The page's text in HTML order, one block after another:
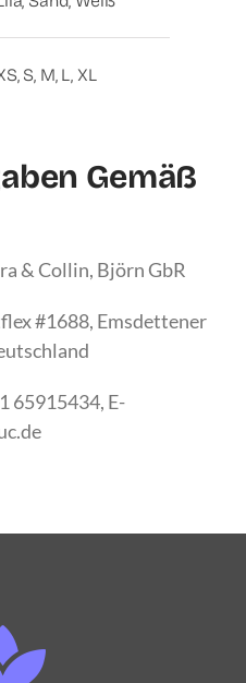
S, M, L, XL
Gemäß
& Collin, Björn GbR
#1688, Emsdettener
65915434, E-